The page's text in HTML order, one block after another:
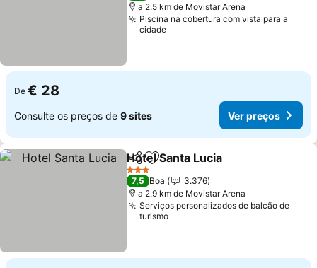
a 2.5 km de Movistar Arena
Piscina na cobertura com vista para a
cidade
De € 28
Consulte os preços de 9 sites Ver preços
PartilharAdicionar aos favoritos
Hotel Santa Lucia
3 Estrelas
7,5 Boa
3.376
a 2.9 km de Movistar Arena
Serviços personalizados de balcão de
turismo